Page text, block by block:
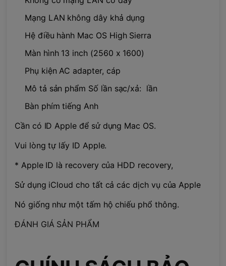
Mạng LAN không dây khả dụng
Hệ điều hành Mac OS High Sierra
Màn hình 13 inch (2560 x 1600)
Phụ kiện AC adapter, cáp
Mô tả sản phẩm Số lần sạc/xả: lần
Bàn phím tiếng Anh
Cần có ID Apple để sử dụng Mac OS.
Vui lòng tự lấy ID Apple.
* Apple ID là recovery của HDD recovery,
Sử dụng iCloud cho tất cả các dịch vụ của Apple
Nó giống như một tấm hộ chiếu phổ thông.
ĐÁNH GIÁ SẢN PHẨM